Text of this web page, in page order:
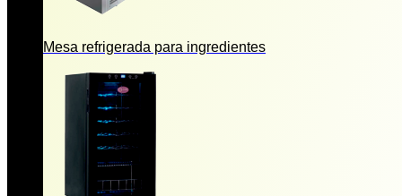
Mesa refrigerada para ingredientes